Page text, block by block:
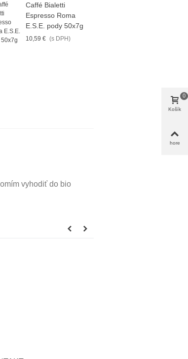
Caffé Bialetti
Espresso Roma
E.S.E. pody 50x7g
10,59 € (s DPH)
vyhodiť do bio
Košík
0
hore